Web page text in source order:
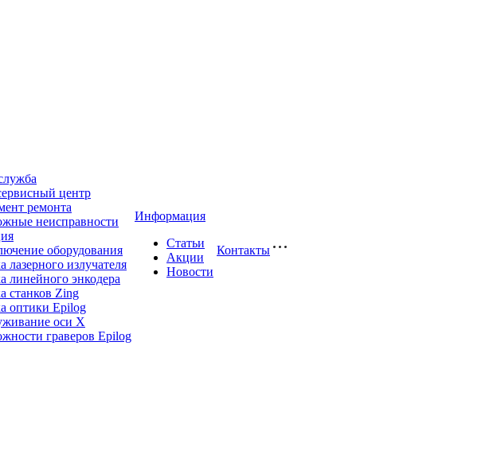
центр
ремонта
неисправности
оборудования
лазерного излучателя
линейного энкодера
станков Zing
оптики Epilog
оси X
граверов Epilog
Информация
Статьи
Акции
Новости
Контакты